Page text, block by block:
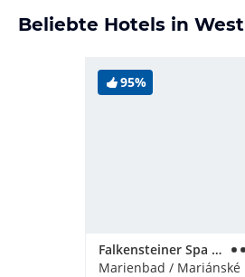
Beliebte Hotels in
95%
Falkensteiner Spa Resort Marienbad